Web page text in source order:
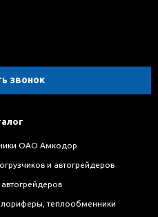
звонок
ОАО Амкодор
и автогрейдеров
теплообменники